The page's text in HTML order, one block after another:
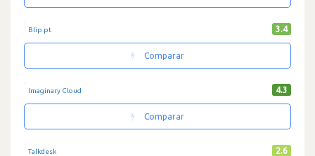
Blip.pt 3.4
Comparar
Imaginary Cloud 4.3
Comparar
Talkdesk 2.6